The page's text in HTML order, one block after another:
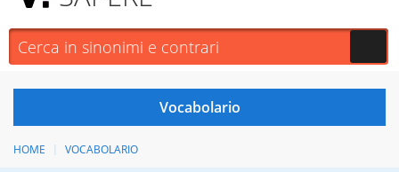
HOME VOCABOLARIO